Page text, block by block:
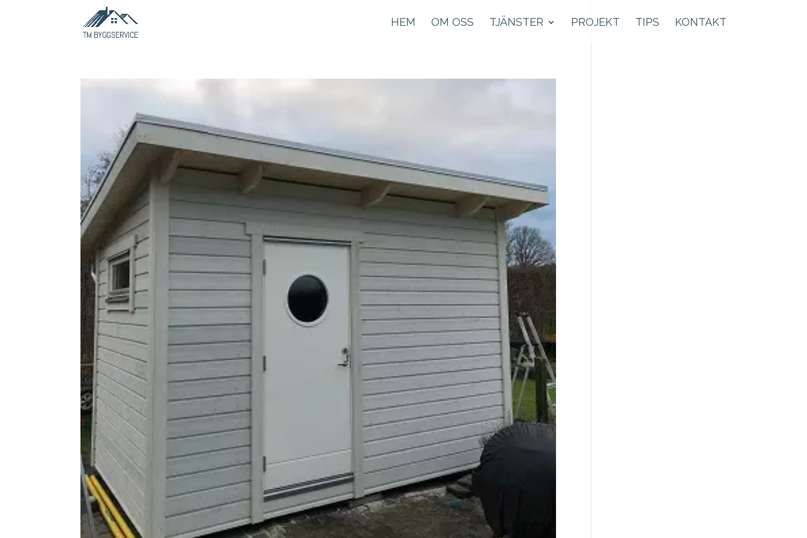
HEM OM OSS TJÄNSTER PROJEKT TIPS KONTAKT